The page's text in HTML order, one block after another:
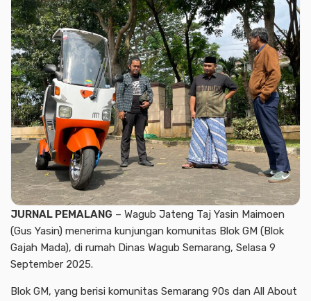
JURNAL PEMALANG – Wagub Jateng Taj Yasin Maimoen
(Gus Yasin) menerima kunjungan komunitas Blok GM (Blok
Gajah Mada), di rumah Dinas Wagub Semarang, Selasa 9
September 2025.
Blok GM, yang berisi komunitas Semarang 90s dan All About